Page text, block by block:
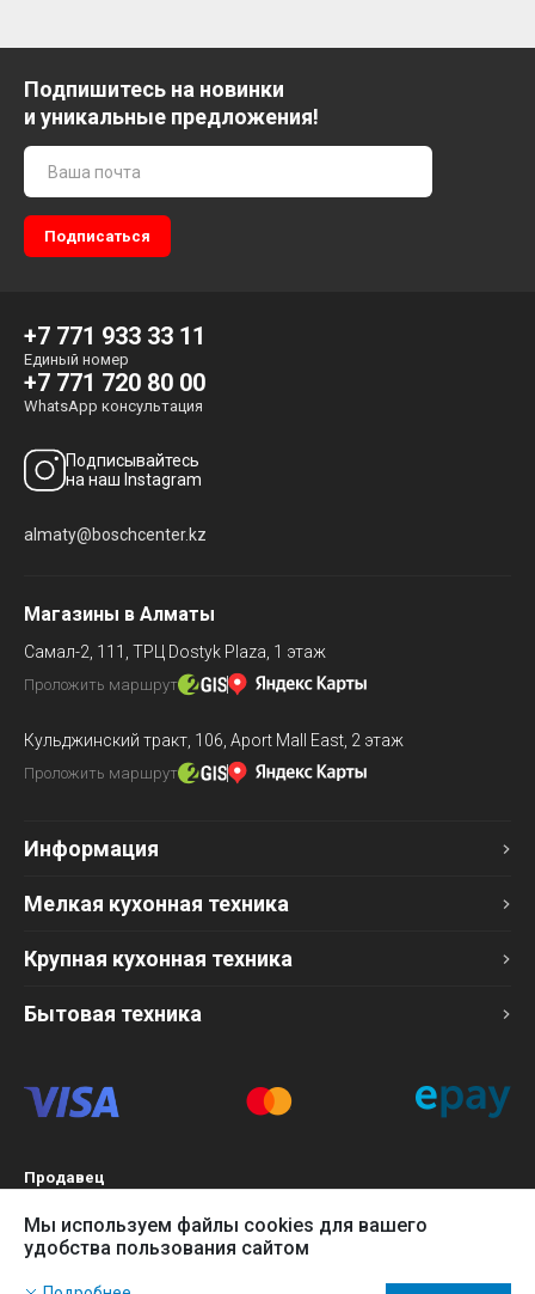
Подпишитесь на новинки
и уникальные предложения!
+7 771 933 33 11
Единый номер
+7 771 720 80 00
WhatsApp консультация
Подписывайтесь
на наш Instagram
almaty@boschcenter.kz
Магазины в Алматы
Самал-2, 111, ТРЦ Dostyk Plaza, 1 этаж
Проложить маршрут
Кульджинский тракт, 106, Aport Mall East, 2 этаж
Проложить маршрут
Информация
Мелкая кухонная техника
Крупная кухонная техника
Бытовая техника
Продавец
БИН 120140015907
Более подробно см. разделОферта
Мы используем файлы cookies для вашего
удобства пользования сайтом
Наш сайт использует файлы cookies, чтобы Вы могли